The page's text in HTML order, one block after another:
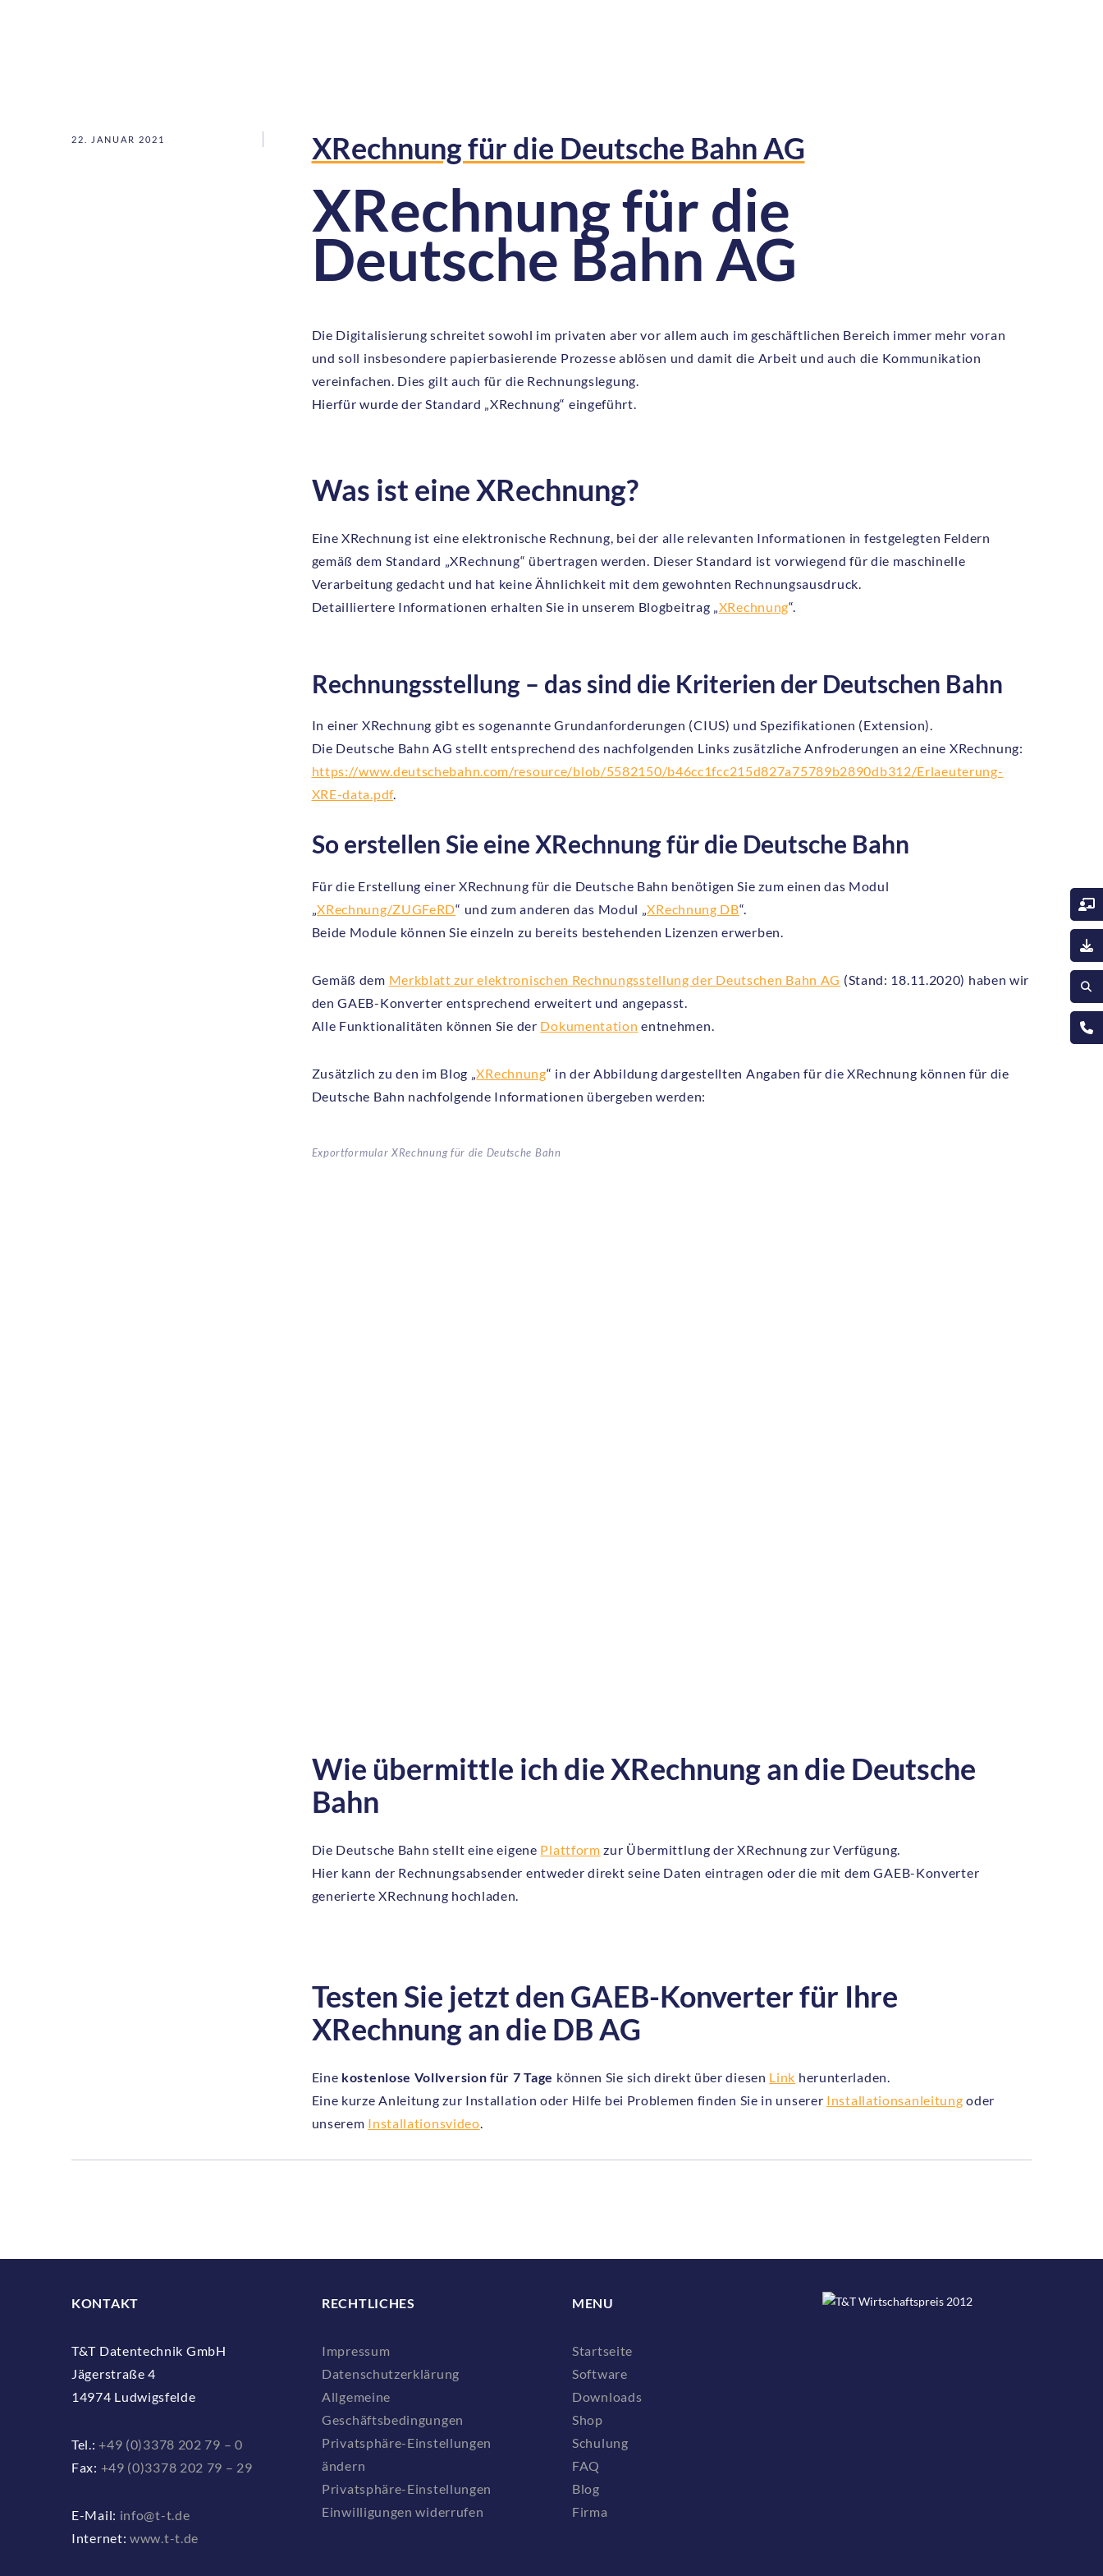
22. JANUAR 2021 XRechnung für die Deutsche Bahn AG
XRechnung für die
Deutsche Bahn AG
Die Digitalisierung schreitet sowohl im privaten aber vor allem auch im geschäftlichen Bereich immer mehr voran
und soll insbesondere papierbasierende Prozesse ablösen und damit die Arbeit und auch die Kommunikation
vereinfachen. Dies gilt auch für die Rechnungslegung.
Hierfür wurde der Standard „XRechnung“ eingeführt.
Was ist eine XRechnung?
Eine XRechnung ist eine elektronische Rechnung, bei der alle relevanten Informationen in festgelegten Feldern
gemäß dem Standard „XRechnung“ übertragen werden. Dieser Standard ist vorwiegend für die maschinelle
Verarbeitung gedacht und hat keine Ähnlichkeit mit dem gewohnten Rechnungsausdruck.
Detailliertere Informationen erhalten Sie in unserem Blogbeitrag „ XRechnung“.
Rechnungsstellung – das sind die Kriterien der Deutschen Bahn
In einer XRechnung gibt es sogenannte Grundanforderungen (CIUS) und Spezifikationen (Extension).
Die Deutsche Bahn AG stellt entsprechend des nachfolgenden Links zusätzliche Anfroderungen an eine XRechnung:
https://www.deutschebahn.com/resource/blob/5582150/b46cc1fcc215d827a75789b2890db312/Erlaeuterung-
XRE-data.pdf.
So erstellen Sie eine XRechnung für die Deutsche Bahn
Für die Erstellung einer XRechnung für die Deutsche Bahn benötigen Sie zum einen das Modul
„XRechnung/ZUGFeRD“ und zum anderen das Modul „XRechnung DB“.
Beide Module können Sie einzeln zu bereits bestehenden Lizenzen erwerben.
Gemäß dem Merkblatt zur elektronischen Rechnungsstellung der Deutschen Bahn AG (Stand: 18.11.2020) haben wir
den GAEB-Konverter entsprechend erweitert und angepasst.
Alle Funktionalitäten können Sie der Dokumentation entnehmen.
Zusätzlich zu den im Blog „XRechnung“ in der Abbildung dargestellten Angaben für die XRechnung können für die
Deutsche Bahn nachfolgende Informationen übergeben werden:
Exportformular XRechnung für die Deutsche Bahn
Wie übermittle ich die XRechnung an die Deutsche
Bahn
Die Deutsche Bahn stellt eine eigene Plattform zur Übermittlung der XRechnung zur Verfügung.
Hier kann der Rechnungsabsender entweder direkt seine Daten eintragen oder die mit dem GAEB-Konverter
generierte XRechnung hochladen.
Testen Sie jetzt den GAEB-Konverter für Ihre
XRechnung an die DB AG
Eine kostenlose Vollversion für 7 Tage können Sie sich direkt über diesen Link herunterladen.
Eine kurze Anleitung zur Installation oder Hilfe bei Problemen finden Sie in unserer Installationsanleitung oder
unserem Installationsvideo.
KONTAKT
T&T Datentechnik GmbH
Jägerstraße 4
14974 Ludwigsfelde
Tel.:+49 (0)3378 202 79 – 0
Fax: +49 (0)3378 202 79 – 29
E-Mail: info@t-t.de
Internet: www.t-t.de
RECHTLICHES
Impressum
Datenschutzerklärung
Allgemeine
Geschäftsbedingungen
Privatsphäre-Einstellungen
ändern
Privatsphäre-Einstellungen
Einwilligungen widerrufen
MENU
Startseite
Software
Downloads
Shop
Schulung
FAQ
Blog
Firma